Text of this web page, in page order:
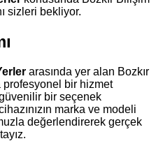
sizleri bekliyor.
arasında yer alan Bozkır
profesyonel bir hizmet
bir seçenek
marka ve modeli
değerlendirerek gerçek